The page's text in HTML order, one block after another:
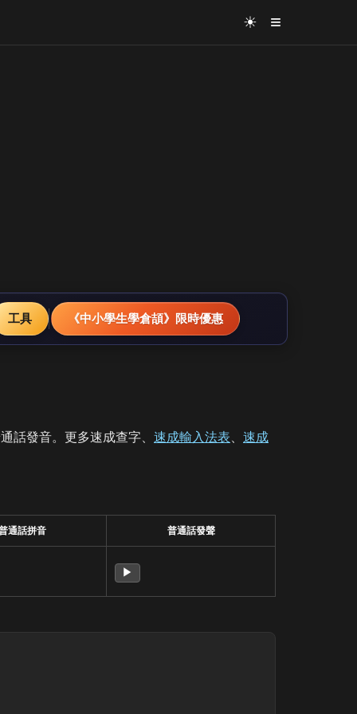
☀ ≡
工具 《中小學生學倉頡》限時優惠
話發音。更多速成查字、 速成輸入法表、 速成
通話拼音 普通話發聲
▶